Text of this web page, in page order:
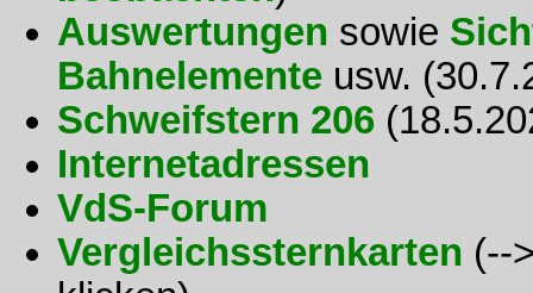
Auswertungen sowie
Bahnelemente usw.
Schweifstern 206
Internetadressen
VdS-Forum
Vergleichssternkarten (--